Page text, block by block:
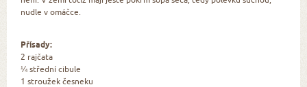
nudle v omáčce.
Přísady:
2 rajčata
¼ střední cibule
1 stroužek česneku